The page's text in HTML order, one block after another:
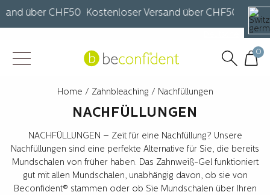
über CHF50 Kostenloser Versand über CHF50
0
Home / Zahnbleaching / Nachfüllungen
NACHFÜLLUNGEN
NACHFÜLLUNGEN – Zeit für eine Nachfüllung? Unsere
Nachfüllungen sind eine perfekte Alternative für Sie, die bereits
Mundschalen von früher haben. Das Zahnweiß-Gel funktioniert
gut mit allen Mundschalen, unabhängig davon, ob sie von
Beconfident® stammen oder ob Sie Mundschalen über Ihren